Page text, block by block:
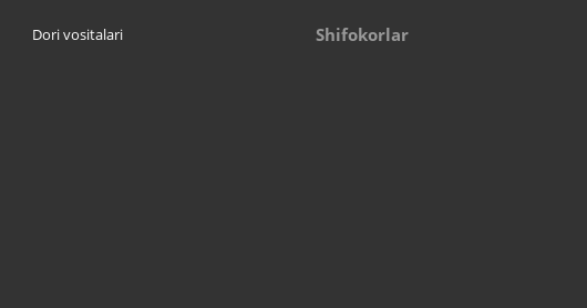
Dori vositalari Shifokorlar